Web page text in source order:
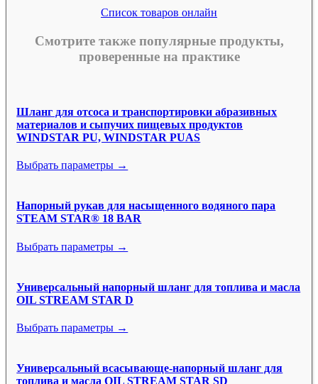
Список товаров онлайн
Смотрите также популярные продукты,
проверенные на практике
Шланг для отсоса и транспортировки абразивных
материалов и сыпучих пищевых продуктов
WINDSTAR PU, WINDSTAR PUAS
Выбрать параметры →
Напорный рукав для насыщенного водяного пара
STEAM STAR® 18 BAR
Выбрать параметры →
Универсальный напорный шланг для топлива и масла
OIL STREAM STAR D
Выбрать параметры →
Универсальный всасывающе-напорный шланг для
топлива и масла OIL STREAM STAR SD